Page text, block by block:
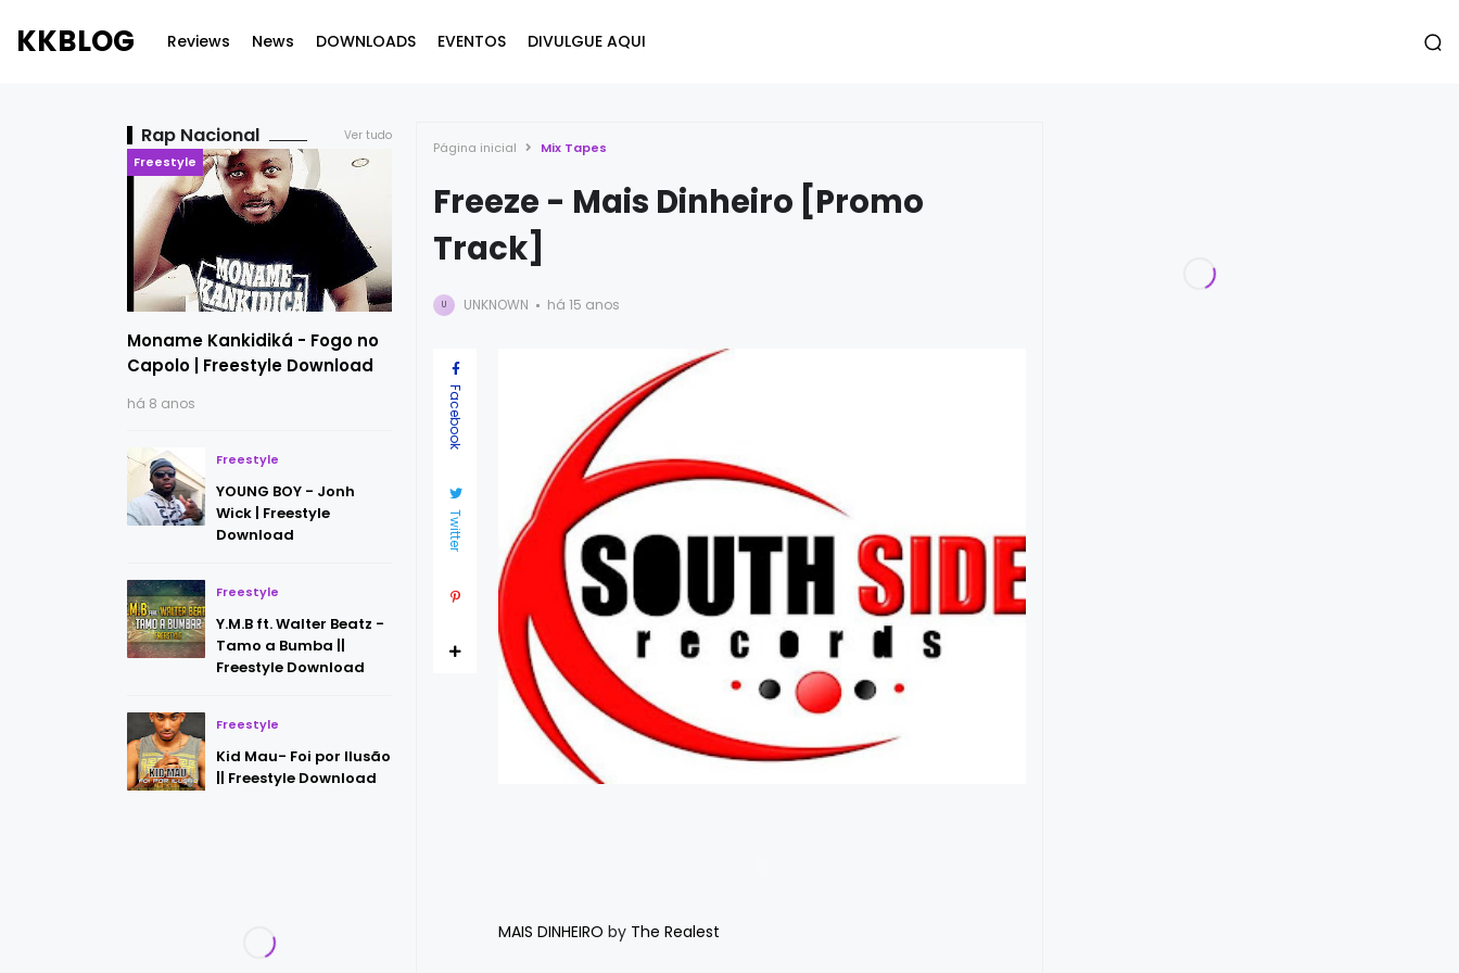
KKBLOG Reviews News DOWNLOADS EVENTOS DIVULGUE AQUI
Rap Nacional Ver tudo
Freestyle
Moname Kankidiká - Fogo no
Capolo | Freestyle Download
há 8 anos
Freestyle
YOUNG BOY - Jonh
Wick | Freestyle
Download
Freestyle
Y.M.B ft. Walter Beatz -
Tamo a Bumba ||
Freestyle Download
Freestyle
Kid Mau- Foi por Ilusão
|| Freestyle Download
Página inicial Mix Tapes
Freeze - Mais Dinheiro [Promo
Track]
U UNKNOWN há 15 anos
MAIS DINHEIRO by The Realest
Facebook
Twitter